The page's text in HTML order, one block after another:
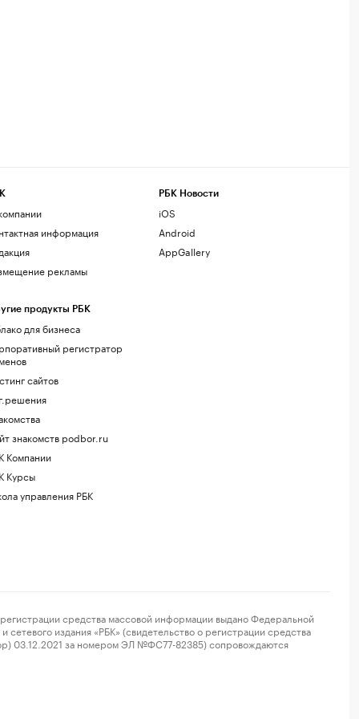
информация
рекламы
продукты РБК
для бизнеса
регистратор
сайтов
знакомств podbor.ru
Компании
Курсы
управления РБК
РБК Новости
iOS
Android
AppGallery
средства массовой информации выдано Федеральной
издания «РБК» (свидетельство о регистрации средства
03.12.2021 за номером ЭЛ №ФС77-82385) сопровождаются